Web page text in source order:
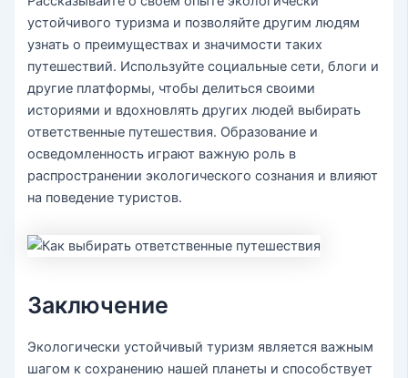
устойчивого туризма и позволяйте другим людям
узнать о преимуществах и значимости таких
путешествий. Используйте социальные сети, блоги и
другие платформы, чтобы делиться своими
историями и вдохновлять других людей выбирать
ответственные путешествия. Образование и
осведомленность играют важную роль в
распространении экологического сознания и влияют
на поведение туристов.
Заключение
Экологически устойчивый туризм является важным
шагом к сохранению нашей планеты и способствует